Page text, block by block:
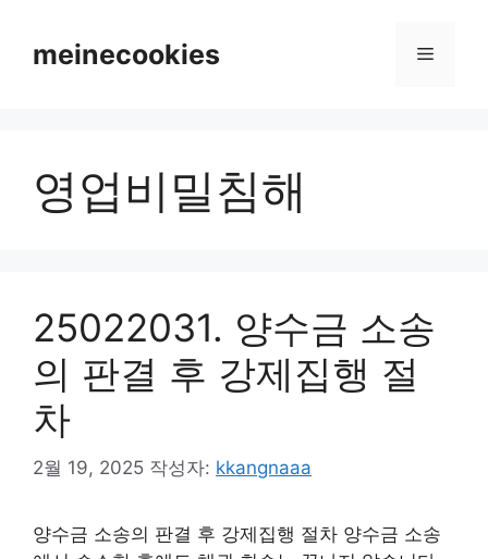
meinecookies 메
영업비밀침해
25022031. 양수금 소송
의 판결 후 강제집행 절
차
2월 19, 2025 작성자: kkangnaaa
양수금 소송의 판결 후 강제집행 절차 양수금 소송